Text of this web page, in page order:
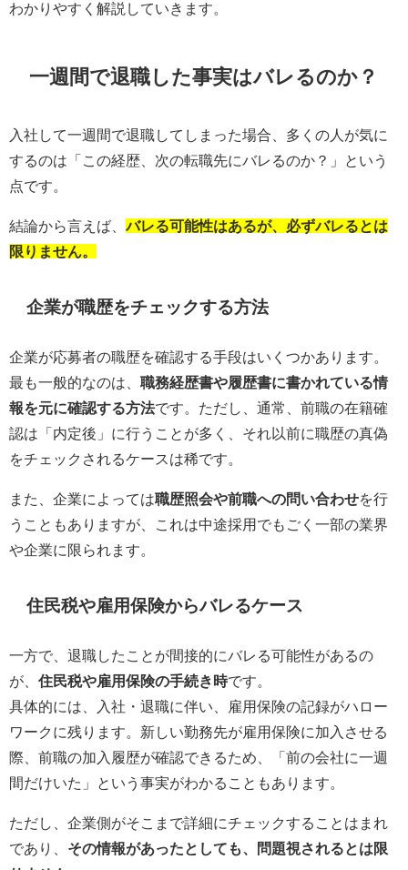
わかりやすく解説していきます。
一週間で退職した事実はバレるのか？
入社して一週間で退職してしまった場合、多くの人が気に
するのは「この経歴、次の転職先にバレるのか？」という
点です。
結論から言えば、バレる可能性はあるが、必ずバレるとは
限りません。
企業が職歴をチェックする方法
企業が応募者の職歴を確認する手段はいくつかあります。
最も一般的なのは、 職務経歴書や履歴書に書かれている情
報を元に確認する方法です。ただし、通常、前職の在籍確
認は「内定後」に行うことが多く、それ以前に職歴の真偽
をチェックされるケースは稀です。
また、企業によっては職歴照会や前職への問い合わせを行
うこともありますが、これは中途採用でもごく一部の業界
や企業に限られます。
住民税や雇用保険からバレるケース
一方で、退職したことが間接的にバレる可能性があるの
が、 住民税や雇用保険の手続き時です。
具体的には、入社・退職に伴い、雇用保険の記録がハロー
ワークに残ります。新しい勤務先が雇用保険に加入させる
際、前職の加入履歴が確認できるため、「前の会社に一週
間だけいた」という事実がわかることもあります。
ただし、企業側がそこまで詳細にチェックすることはまれ
であり、 その情報があったとしても、問題視されるとは限